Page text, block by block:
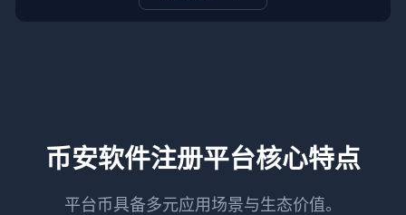
币安软件注册平台核心特点
平台币具备多元应用场景与生态价值。